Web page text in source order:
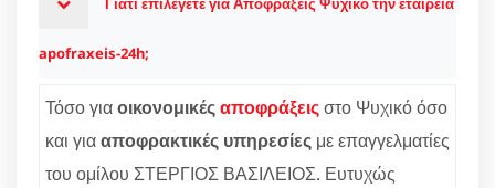
apofraxeis-24h;
Τόσο γιαοικονομικέςαποφράξειςστο Ψυχικό όσο
και γιααποφρακτικές υπηρεσίες με επαγγελματίες
του ομίλου ΣΤΕΡΓΙΟΣ ΒΑΣΙΛΕΙΟΣ. Ευτυχώς